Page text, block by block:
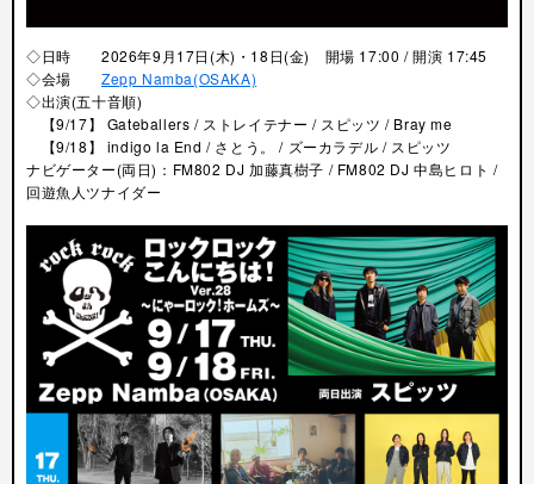
◇日時 2026年9月17日(木)・18日(金) 開場 17:00 / 開演 17:45
◇会場Zepp Namba(OSAKA)
◇出演(五十音順)
【9/17】 Gateballers / ストレイテナー / スピッツ / Bray me
【9/18】 indigo la End / さとう。 / ズーカラデル / スピッツ
ナビゲーター(両日)：FM802 DJ 加藤真樹子 / FM802 DJ 中島ヒロト /
回遊魚人ツナイダー